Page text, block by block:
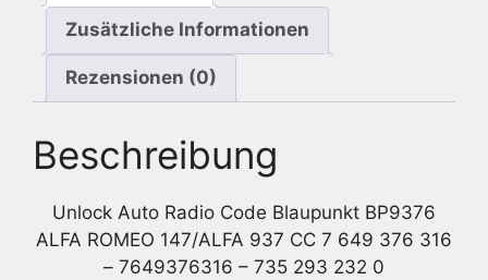
649
-
Menge
Zusätzliche Informationen
Rezensionen (0)
Beschreibung
Unlock Auto Radio Code Blaupunkt BP9376
ALFA ROMEO 147/ALFA 937 CC 7 649 376 316
– 7649376316 – 735 293 232 0